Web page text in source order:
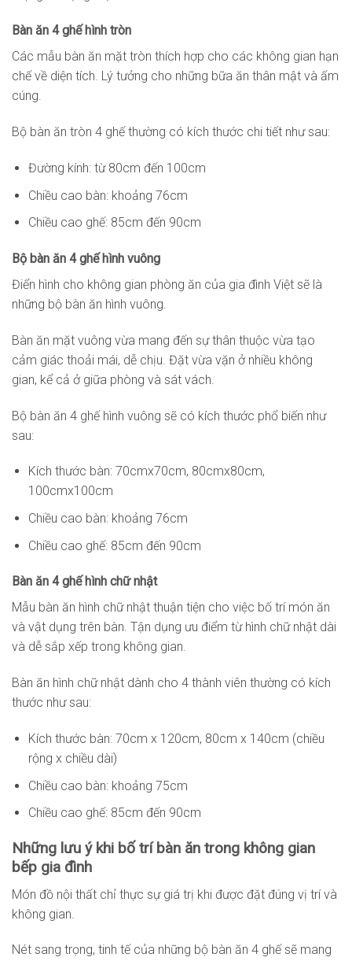
Bàn ăn 4 ghế hình tròn
Các mẫu bàn ăn mặt tròn thích hợp cho các không gian hạn
chế về diện tích. Lý tưởng cho những bữa ăn thân mật và ấm
cúng.
Bộ bàn ăn tròn 4 ghế thường có kích thước chi tiết như sau:
Đường kính: từ 80cm đến 100cm
Chiều cao bàn: khoảng 76cm
Chiều cao ghế: 85cm đến 90cm
Bộ bàn ăn 4 ghế hình vuông
Điển hình cho không gian phòng ăn của gia đình Việt sẽ là
những bộ bàn ăn hình vuông.
Bàn ăn mặt vuông vừa mang đến sự thân thuộc vừa tạo
cảm giác thoải mái, dễ chịu. Đặt vừa vặn ở nhiều không
gian, kể cả ở giữa phòng và sát vách.
Bộ bàn ăn 4 ghế hình vuông sẽ có kích thước phổ biến như
sau:
Kích thước bàn: 70cmx70cm, 80cmx80cm,
100cmx100cm
Chiều cao bàn: khoảng 76cm
Chiều cao ghế: 85cm đến 90cm
Bàn ăn 4 ghế hình chữ nhật
Mẫu bàn ăn hình chữ nhật thuận tiện cho việc bố trí món ăn
và vật dụng trên bàn. Tận dụng ưu điểm từ hình chữ nhật dài
và dễ sắp xếp trong không gian.
Bàn ăn hình chữ nhật dành cho 4 thành viên thường có kích
thước như sau:
Kích thước bàn: 70cm x 120cm, 80cm x 140cm (chiều
rộng x chiều dài)
Chiều cao bàn: khoảng 75cm
Chiều cao ghế: 85cm đến 90cm
Những lưu ý khi bố trí bàn ăn trong không gian
bếp gia đình
Món đồ nội thất chỉ thực sự giá trị khi được đặt đúng vị trí và
không gian.
Nét sang trọng, tinh tế của những bộ bàn ăn 4 ghế sẽ mang